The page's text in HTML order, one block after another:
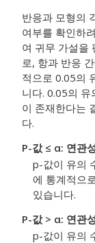
반응과 모형의
여부를 확인하
여 귀무 가설을
로, 항과 반응
적으로 0.05의
니다. 0.05의 유
이 존재한다는
다.
P-값 ≤ α: 연관
p-값이 유의
에 통계적으
있습니다.
P-값 > α: 연관
p-값이 유의